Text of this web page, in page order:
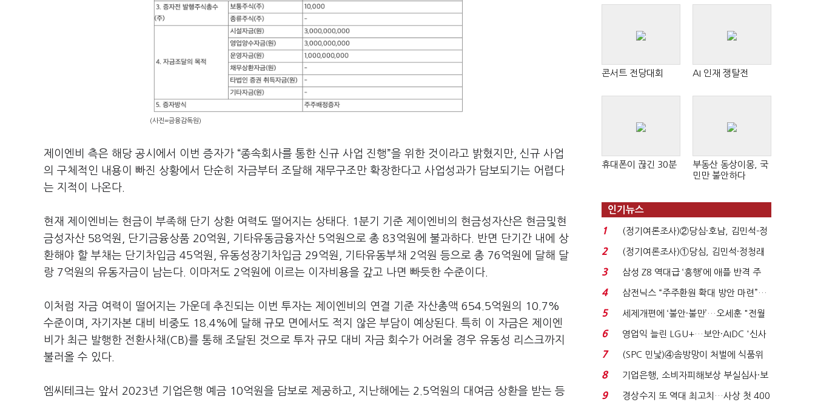
(사진=금융감독원)
제이엔비 측은 해당 공시에서 이번 증자가 “종속회사를 통한 신규 사업 진행”을 위한 것이라고 밝혔지만, 신규 사업
의 구체적인 내용이 빠진 상황에서 단순히 자금부터 조달해 재무구조만 확장한다고 사업성과가 담보되기는 어렵다
는 지적이 나온다.
현재 제이엔비는 현금이 부족해 단기 상환 여력도 떨어지는 상태다. 1분기 기준 제이엔비의 현금성자산은 현금및현
금성자산 58억원, 단기금융상품 20억원, 기타유동금융자산 5억원으로 총 83억원에 불과하다. 반면 단기간 내에 상
환해야 할 부채는 단기차입금 45억원, 유동성장기차입금 29억원, 기타유동부채 2억원 등으로 총 76억원에 달해 달
랑 7억원의 유동자금이 남는다. 이마저도 2억원에 이르는 이자비용을 갚고 나면 빠듯한 수준이다.
이처럼 자금 여력이 떨어지는 가운데 추진되는 이번 투자는 제이엔비의 연결 기준 자산총액 654.5억원의 10.7%
수준이며, 자기자본 대비 비중도 18.4%에 달해 규모 면에서도 적지 않은 부담이 예상된다. 특히 이 자금은 제이엔
비가 최근 발행한 전환사채(CB)를 통해 조달된 것으로 투자 규모 대비 자금 회수가 어려울 경우 유동성 리스크까지
불러올 수 있다.
엠씨테크는 앞서 2023년 기업은행 예금 10억원을 담보로 제공하고, 지난해에는 2.5억원의 대여금 상환을 받는 등
콘서트 전당대회 AI 인재 쟁탈전
휴대폰이 끊긴 30분
부동산 동상이몽, 국
민만 불안하다
인기뉴스
1
(정기여론조사)②당심·호남, 김민석-정
청래 '초접전'...
2
(정기여론조사)①당심, 김민석·정청래
'초접전'…대통령 ...
3
삼성 Z8 역대급 ‘흥행’에 애플 반격 주
목…9월 ‘폴...
4
삼전닉스 “주주환원 확대 방안 마련”…
로이터에 성명...
5
세제개편에 ‘불안·불만’…오세훈 "전월
세 구하기 더 ...
6
영업익 늘린 LGU+…보안·AIDC '신사
업 드라이브'...
7
(SPC 민낯)④솜방망이 처벌에 식품위
생법 위반 반복...
8
기업은행, 소비자피해보상 부실심사·보
이스피싱 공시 ...
9
경상수지 또 역대 최고치…사상 첫 400